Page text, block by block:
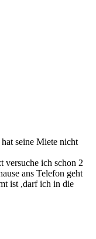
seine Miete nicht
versuche ich schon 2
ans Telefon geht
ist ,darf ich in die